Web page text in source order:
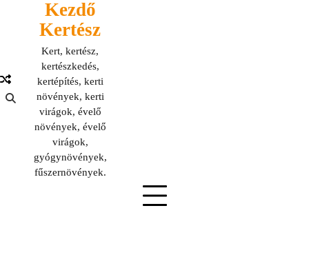
Kezdő
Kertész
Kert, kertész,
kertészkedés,
kertépítés, kerti
növények, kerti
virágok, évelő
növények, évelő
virágok,
gyógynövények,
fűszernövények.